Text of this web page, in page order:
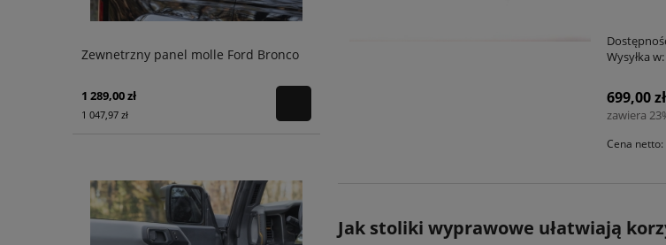
Zewnetrzny panel molle Ford Bronco
1 289,00 zł
1 047,97 zł
Wysyłka w:
699,00 zł
zawiera
Cena netto:
Jak stoliki wyprawowe ułatwiają